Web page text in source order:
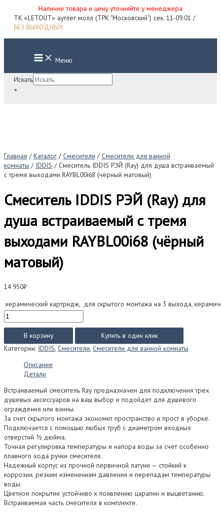
Наличие товара и цену уточняйте у менеджера
Перейти
ТК «LETOUT» аутлет молл (ТРК "Московский") сек. 11-09.01 /
БЕЗ ВЫХОДНЫХ
Main
Menu Меню
Искать
×
Главная / Каталог / Смесители / Смесители для ванной
комнаты / IDDIS / Смеситель IDDIS РЭЙ (Ray) для душа встраиваемый
с тремя выходами RAYBL00i68 (чёрный матовый)
Смеситель IDDIS РЭЙ (Ray) для
душа встраиваемый с тремя
выходами RAYBL00i68 (чёрный
матовый)
14 950₽
керамический картридж, для скрытого монтажа на 3 выхода,
Количество
товара
Смеситель
IDDIS
РЭЙ
встраиваемый
с
тремя
выходами
RAYBL00i68
(чёрный
матовый)
В корзину
Купить в один клик
Категории: IDDIS, Смесители, Смесители для ванной комнаты
Описание
Детали
Встраиваемый смеситель Ray предназначен для подключения трех
душевых аксессуаров на ваш выбор и подойдет для душевого
ограждения или ванны.
За счет скрытого монтажа экономит пространство и прост в уборке.
Подключается с помощью любых труб с диаметром входных
отверстий ½ дюйма.
Точная регулировка температуры и напора воды за счет особенно
плавного хода ручки смесителя.
Надежный корпус из прочной первичной латуни — стойкий к
коррозии, резким изменениям давления и перепадам температуры
воды.
Цветное покрытие устойчиво к появлению царапин и выцветанию.
Встраиваемая часть смесителя в комплекте.